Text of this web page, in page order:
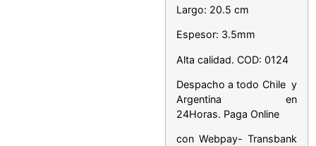
Largo: 20.5 cm
Espesor: 3.5mm
Alta calidad. COD: 0124
Despacho a todo Chile y
Argentina en
24Horas. Paga Online
con Webpay- Transbank